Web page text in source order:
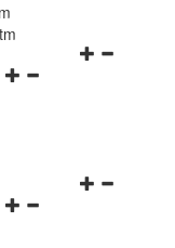
Navigationsmenü
Navigationsmenü